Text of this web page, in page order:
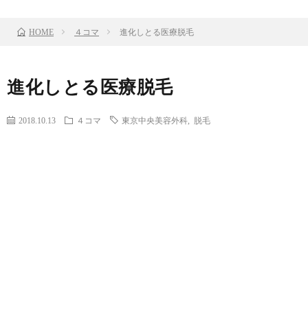
HOME ４コマ 進化しとる医療脱毛
進化しとる医療脱毛
2018.10.13 ４コマ 東京中央美容外科 脱毛